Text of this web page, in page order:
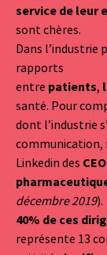
service de leur
sont chères.
Dans l’industrie
rapports
entre patients,
santé. Pour
dont l’industrie
communication,
Linkedin des
décembre 2019).
40% de ces
représente 13